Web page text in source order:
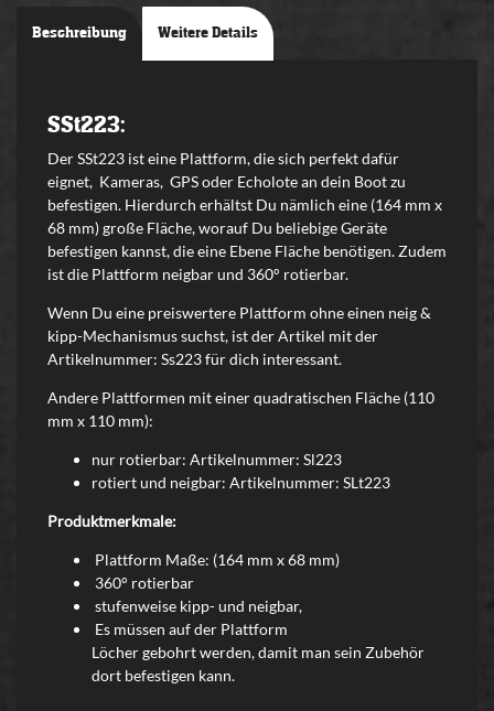
Beschreibung Weitere Details
SSt223:
DerSSt223 ist eine Plattform, die sich perfekt dafür
eignet, Kameras, GPS oder Echolote an dein Boot zu
befestigen. Hierdurch erhältst Du nämlich eine (164 mm x
68 mm) große Fläche, worauf Du beliebige Geräte
befestigen kannst, die eine Ebene Fläche benötigen. Zudem
ist die Plattform neigbar und 360° rotierbar.
Wenn Du eine preiswertere Plattform ohne einen neig &
kipp-Mechanismus suchst, ist der Artikel mit der
Artikelnummer: Ss223 für dich interessant.
Andere Plattformen mit einer quadratischen Fläche (110
mm x 110 mm):
nur rotierbar: Artikelnummer: Sl223
rotiert und neigbar: Artikelnummer: SLt223
Produktmerkmale:
Plattform Maße: (164 mm x 68 mm)
360° rotierbar
stufenweise kipp- und neigbar,
Es müssen auf der Plattform
Löchergebohrtwerden, damit man sein Zubehör
dort befestigen kann.